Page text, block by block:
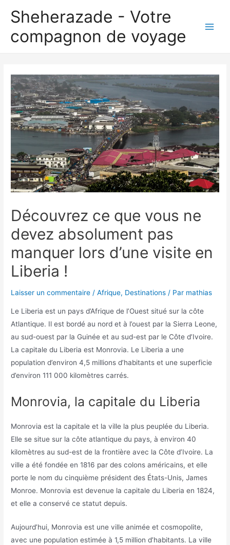
contenu
Sheherazade - Votre
compagnon de voyage
Découvrez ce que vous ne
devez absolument pas
manquer lors d’une visite en
Liberia !
Laisser un commentaire /Afrique, Destinations / Par mathias
Le Liberia est un pays d’Afrique de l’Ouest situé sur la côte
Atlantique. Il est bordé au nord et à l’ouest par la Sierra Leone,
au sud-ouest par la Guinée et au sud-est par le Côte d’Ivoire.
La capitale du Liberia est Monrovia. Le Liberia a une
population d’environ 4,5 millions d’habitants et une superficie
d’environ 111 000 kilomètres carrés.
Monrovia, la capitale du Liberia
Monrovia est la capitale et la ville la plus peuplée du Liberia.
Elle se situe sur la côte atlantique du pays, à environ 40
kilomètres au sud-est de la frontière avec la Côte d’Ivoire. La
ville a été fondée en 1816 par des colons américains, et elle
porte le nom du cinquième président des États-Unis, James
Monroe. Monrovia est devenue la capitale du Liberia en 1824,
et elle a conservé ce statut depuis.
Aujourd’hui, Monrovia est une ville animée et cosmopolite,
avec une population estimée à 1,5 million d’habitants. La ville